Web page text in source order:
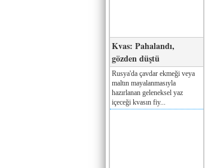
Kvas: Pahalandı,
gözden düştü
Rusya'da çavdar ekmeği veya
maltın mayalanmasıyla
hazırlanan geleneksel yaz
içeceği kvasın fiy...